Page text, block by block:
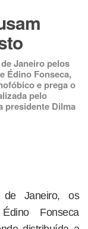
Janeiro pelos
Édino Fonseca,
e prega o
pelo
presidente Dilma
Janeiro, os
Fonseca